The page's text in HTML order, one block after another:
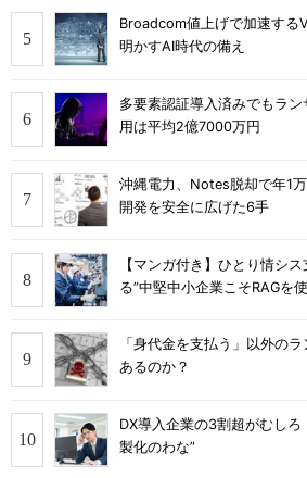
Broadcom値上げで加速す
明かすAI時代の備え
多要素認証導入済みでもラ
用は平均2億7000万円
沖縄電力、Notes脱却で年1
開発を安全に広げた6手
【マンガ付き】ひとり情シ
る”中堅中小企業こそRAGを
「身代金を支払う」以外の
あるのか？
DX導入企業の3割超がむし
製化のわな”